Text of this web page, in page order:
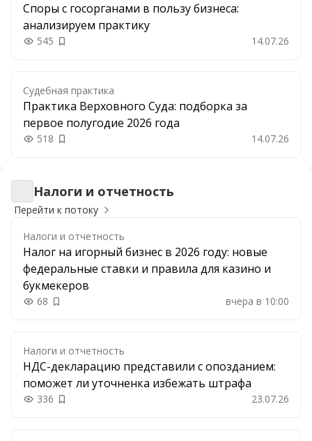
Споры с госорганами в пользу бизнеса:
анализируем практику
545 Добавить в закладки 14.07.26
Судебная практика
Практика Верховного Суда: подборка за
первое полугодие 2026 года
518 Добавить в закладки 14.07.26
Налоги и отчетность
Налоги и отчетность
Перейти к потоку
Налоги и отчетность
Налог на игорный бизнес в 2026 году: новые
федеральные ставки и правила для казино и
букмекеров
68 Добавить в закладки вчера в 10:00
Налоги и отчетность
НДС-декларацию представили с опозданием:
поможет ли уточненка избежать штрафа
336 Добавить в закладки 23.07.26